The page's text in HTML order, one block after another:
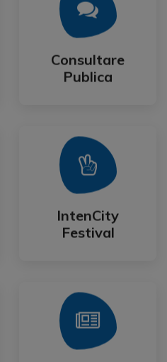
Consultare
Publica
Consultare
Publica
Mai Mult
IntenCity
Festival
IntenCity
Festival
Mai Mult
Mai Mult